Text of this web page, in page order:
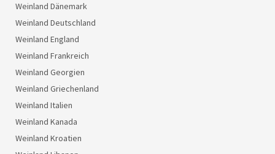
Weinland Dänemark
Weinland Deutschland
Weinland England
Weinland Frankreich
Weinland Georgien
Weinland Griechenland
Weinland Italien
Weinland Kanada
Weinland Kroatien